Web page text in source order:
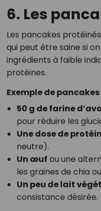
6. Les
Les pancakes
qui peut être saine si
ingrédients à faible
protéines.
Exemple de
50 g de farine
pour réduire les
Une dose de
neutre).
Un œuf ou une
les graines de chia
Un peu de lait
consistance désirée.